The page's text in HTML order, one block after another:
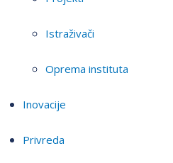
Istraživači
Oprema instituta
Inovacije
Privreda